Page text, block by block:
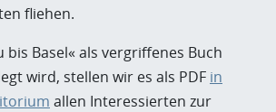
fliehen.
bis Basel« als vergriffenes Buch
wird, stellen wir es als PDF in
allen Interessierten zur